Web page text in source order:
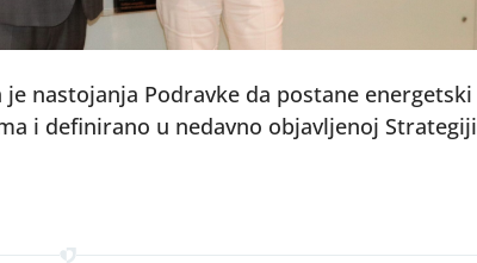
je nastojanja Podravke da postane energetski
i definirano u nedavno objavljenoj Strategiji